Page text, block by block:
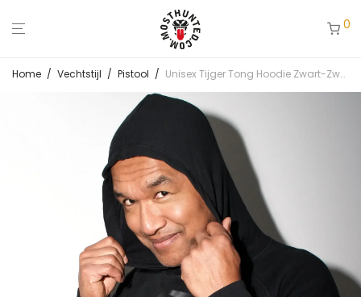
0
Home / Vechtstijl / Pistool / Unisex Tijger Tong Hoodie Zwart-Zwart